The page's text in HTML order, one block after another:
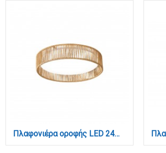
Πλαφονιέρα οροφής LED 24W 3CCT (by switch on base) από σχοινί και ακρυλικό D:33cm (42039-C)